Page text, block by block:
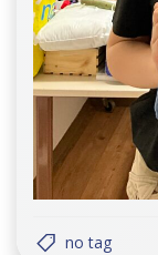
no tag